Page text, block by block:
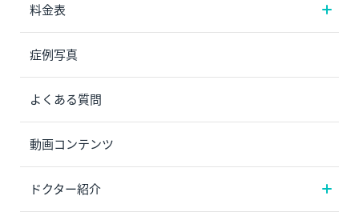
料金表
症例写真
よくある質問
動画コンテンツ
ドクター紹介